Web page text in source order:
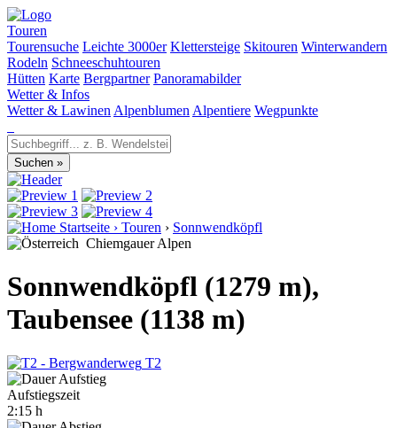
Touren
Tourensuche Leichte 3000er Klettersteige Skitouren Winterwandern
Rodeln Schneeschuhtouren
Hütten Karte Bergpartner Panoramabilder
Wetter & Infos
Wetter & Lawinen Alpenblumen Alpentiere Wegpunkte
Startseite › Touren › Sonnwendköpfl
Chiemgauer Alpen
Sonnwendköpfl (1279 m),
Taubensee (1138 m)
T2
Aufstiegszeit
2:15 h